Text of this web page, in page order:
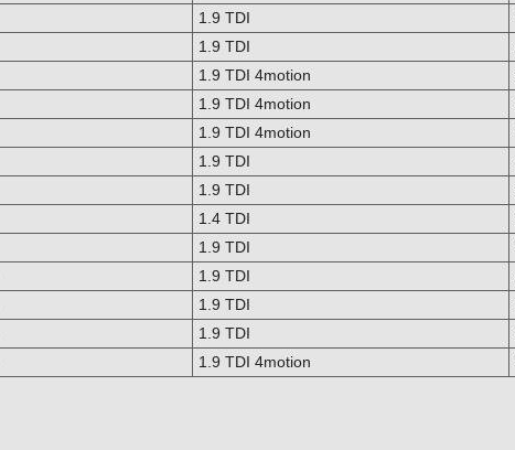
1.9 TDI
1.9 TDI
1.9 TDI 4motion
1.9 TDI 4motion
1.9 TDI 4motion
1.9 TDI
1.9 TDI
1.4 TDI
1.9 TDI
1.9 TDI
1.9 TDI
1.9 TDI
1.9 TDI 4motion